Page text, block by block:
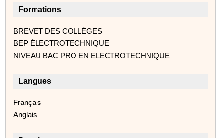
Formations
BREVET DES COLLÈGES
BEP ÉLECTROTECHNIQUE
NIVEAU BAC PRO EN ELECTROTECHNIQUE
Langues
Français
Anglais